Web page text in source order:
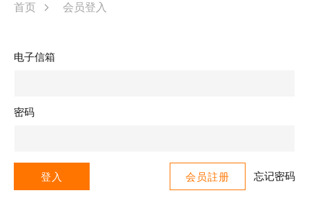
首页 会员登入
电子信箱
密码
登入 会员註册 忘记密码